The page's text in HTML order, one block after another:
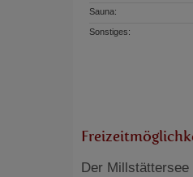
Sauna:
Sonstiges:
Der